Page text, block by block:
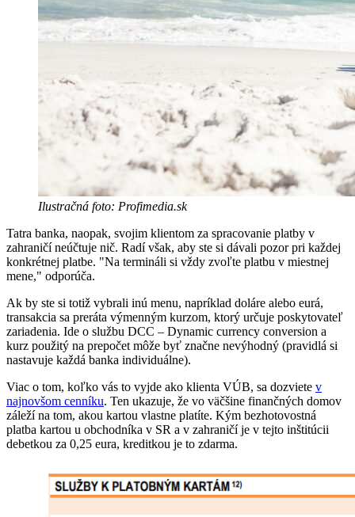
Ilustračná foto: Profimedia.sk
Tatra banka, naopak, svojim klientom za spracovanie platby v
zahraničí neúčtuje nič. Radí však, aby ste si dávali pozor pri každej
konkrétnej platbe. "Na termináli si vždy zvoľte platbu v miestnej
mene," odporúča.
Ak by ste si totiž vybrali inú menu, napríklad doláre alebo eurá,
transakcia sa preráta výmenným kurzom, ktorý určuje poskytovateľ
zariadenia. Ide o službu DCC – Dynamic currency conversion a
kurz použitý na prepočet môže byť značne nevýhodný (pravidlá si
nastavuje každá banka individuálne).
Viac o tom, koľko vás to vyjde ako klienta VÚB, sa dozviete v
najnovšom cenníku. Ten ukazuje, že vo väčšine finančných domov
záleží na tom, akou kartou vlastne platíte. Kým bezhotovostná
platba kartou u obchodníka v SR a v zahraničí je v tejto inštitúcii
debetkou za 0,25 eura, kreditkou je to zdarma.